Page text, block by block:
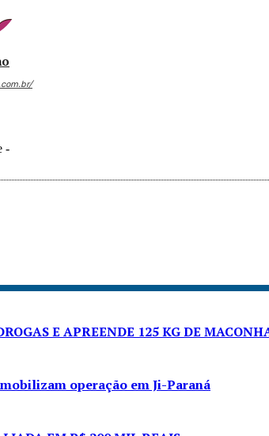
-
E APREENDE 125 KG DE
operação em Ji-Paraná